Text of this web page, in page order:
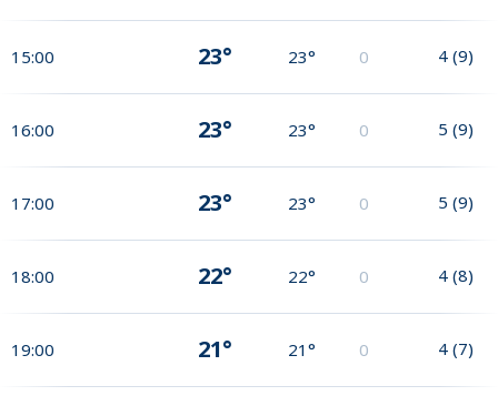
15:00 23° 23° 0 4 (9)
16:00 23° 23° 0 5 (9)
17:00 23° 23° 0 5 (9)
18:00 22° 22° 0 4 (8)
19:00 21° 21° 0 4 (7)